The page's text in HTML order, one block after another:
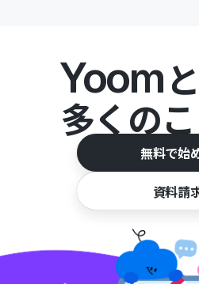
Yoomと
多くのこ
無料で始
資料請